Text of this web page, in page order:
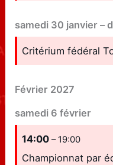
samedi 30 janvier –
Critérium fédéral
Février 2027
samedi 6 février
14:00– 19:00
Championnat par